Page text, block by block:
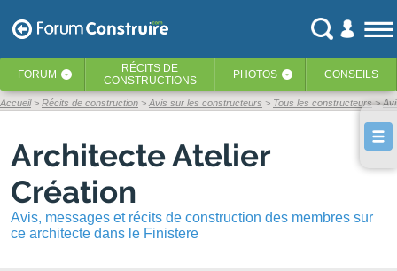
FORUM ‹ RÉCITS DE
CONSTRUCTIONS
PHOTOS ‹ CONSEILS
Accueil Récits de construction Avis sur les constructeurs Tous les constructeurs
Architecte Atelier
Création
Avis, messages et récits de construction des membres sur
ce architecte dans le Finistere